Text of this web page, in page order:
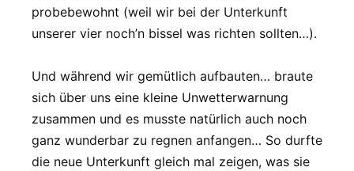
probebewohnt (weil wir bei der Unterkunft
unserer vier noch’n bissel was richten sollten…).
Und während wir gemütlich aufbauten… braute
sich über uns eine kleine Unwetterwarnung
zusammen und es musste natürlich auch noch
ganz wunderbar zu regnen anfangen… So durfte
die neue Unterkunft gleich mal zeigen, was sie